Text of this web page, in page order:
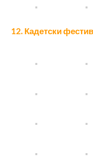
12. Кадетски